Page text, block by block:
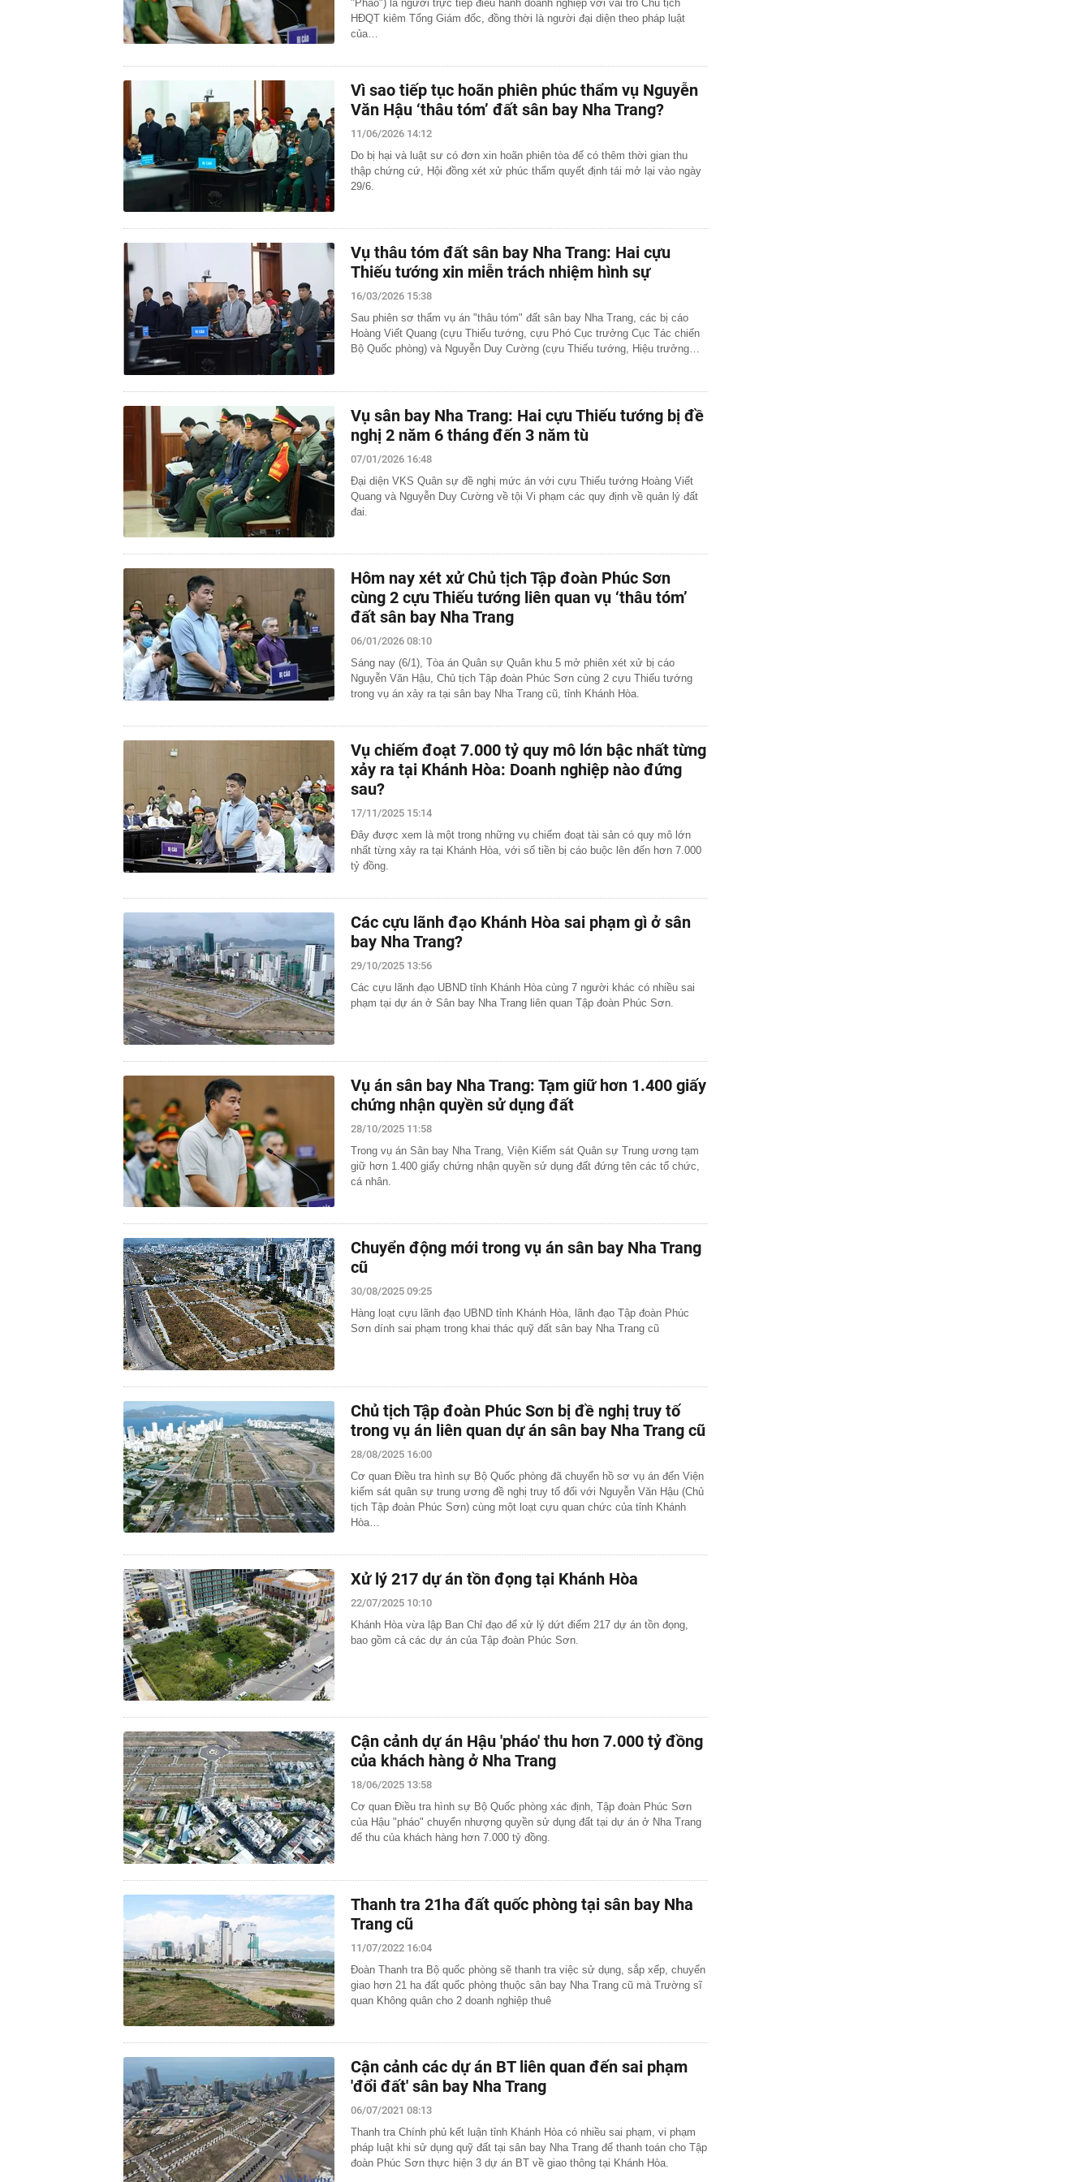
"Pháo") là người trực tiếp điều hành doanh nghiệp với vai trò Chủ tịch
HĐQT kiêm Tổng Giám đốc, đồng thời là người đại diện theo pháp luật
của…
Vì sao tiếp tục hoãn phiên phúc thẩm vụ Nguyễn
Văn Hậu ‘thâu tóm’ đất sân bay Nha Trang?
11/06/2026 14:12
Do bị hại và luật sư có đơn xin hoãn phiên tòa để có thêm thời gian thu
thập chứng cứ, Hội đồng xét xử phúc thẩm quyết định tái mở lại vào ngày
29/6.
Vụ thâu tóm đất sân bay Nha Trang: Hai cựu
Thiếu tướng xin miễn trách nhiệm hình sự
16/03/2026 15:38
Sau phiên sơ thẩm vụ án "thâu tóm" đất sân bay Nha Trang, các bị cáo
Hoàng Viết Quang (cựu Thiếu tướng, cựu Phó Cục trưởng Cục Tác chiến
Bộ Quốc phòng) và Nguyễn Duy Cường (cựu Thiếu tướng, Hiệu trưởng…
Vụ sân bay Nha Trang: Hai cựu Thiếu tướng bị đề
nghị 2 năm 6 tháng đến 3 năm tù
07/01/2026 16:48
Đại diện VKS Quân sự đề nghị mức án với cựu Thiếu tướng Hoàng Viết
Quang và Nguyễn Duy Cường về tội Vi phạm các quy định về quản lý đất
đai.
Hôm nay xét xử Chủ tịch Tập đoàn Phúc Sơn
cùng 2 cựu Thiếu tướng liên quan vụ ‘thâu tóm’
đất sân bay Nha Trang
06/01/2026 08:10
Sáng nay (6/1), Tòa án Quân sự Quân khu 5 mở phiên xét xử bị cáo
Nguyễn Văn Hậu, Chủ tịch Tập đoàn Phúc Sơn cùng 2 cựu Thiếu tướng
trong vụ án xảy ra tại sân bay Nha Trang cũ, tỉnh Khánh Hòa.
Vụ chiếm đoạt 7.000 tỷ quy mô lớn bậc nhất từng
xảy ra tại Khánh Hòa: Doanh nghiệp nào đứng
sau?
17/11/2025 15:14
Đây được xem là một trong những vụ chiếm đoạt tài sản có quy mô lớn
nhất từng xảy ra tại Khánh Hòa, với số tiền bị cáo buộc lên đến hơn 7.000
tỷ đồng.
Các cựu lãnh đạo Khánh Hòa sai phạm gì ở sân
bay Nha Trang?
29/10/2025 13:56
Các cựu lãnh đạo UBND tỉnh Khánh Hòa cùng 7 người khác có nhiều sai
phạm tại dự án ở Sân bay Nha Trang liên quan Tập đoàn Phúc Sơn.
Vụ án sân bay Nha Trang: Tạm giữ hơn 1.400 giấy
chứng nhận quyền sử dụng đất
28/10/2025 11:58
Trong vụ án Sân bay Nha Trang, Viện Kiểm sát Quân sự Trung ương tạm
giữ hơn 1.400 giấy chứng nhận quyền sử dụng đất đứng tên các tổ chức,
cá nhân.
Chuyển động mới trong vụ án sân bay Nha Trang
cũ
30/08/2025 09:25
Hàng loạt cựu lãnh đạo UBND tỉnh Khánh Hòa, lãnh đạo Tập đoàn Phúc
Sơn dính sai phạm trong khai thác quỹ đất sân bay Nha Trang cũ
Chủ tịch Tập đoàn Phúc Sơn bị đề nghị truy tố
trong vụ án liên quan dự án sân bay Nha Trang cũ
28/08/2025 16:00
Cơ quan Điều tra hình sự Bộ Quốc phòng đã chuyển hồ sơ vụ án đến Viện
kiểm sát quân sự trung ương đề nghị truy tố đối với Nguyễn Văn Hậu (Chủ
tịch Tập đoàn Phúc Sơn) cùng một loạt cựu quan chức của tỉnh Khánh
Hòa…
Xử lý 217 dự án tồn đọng tại Khánh Hòa
22/07/2025 10:10
Khánh Hòa vừa lập Ban Chỉ đạo để xử lý dứt điểm 217 dự án tồn đọng,
bao gồm cả các dự án của Tập đoàn Phúc Sơn.
Cận cảnh dự án Hậu 'pháo' thu hơn 7.000 tỷ đồng
của khách hàng ở Nha Trang
18/06/2025 13:58
Cơ quan Điều tra hình sự Bộ Quốc phòng xác định, Tập đoàn Phúc Sơn
của Hậu "pháo" chuyển nhượng quyền sử dụng đất tại dự án ở Nha Trang
để thu của khách hàng hơn 7.000 tỷ đồng.
Thanh tra 21ha đất quốc phòng tại sân bay Nha
Trang cũ
11/07/2022 16:04
Đoàn Thanh tra Bộ quốc phòng sẽ thanh tra việc sử dụng, sắp xếp, chuyển
giao hơn 21 ha đất quốc phòng thuộc sân bay Nha Trang cũ mà Trường sĩ
quan Không quân cho 2 doanh nghiệp thuê
Cận cảnh các dự án BT liên quan đến sai phạm
'đổi đất' sân bay Nha Trang
06/07/2021 08:13
Thanh tra Chính phủ kết luận tỉnh Khánh Hòa có nhiều sai phạm, vi phạm
pháp luật khi sử dụng quỹ đất tại sân bay Nha Trang để thanh toán cho Tập
đoàn Phúc Sơn thực hiện 3 dự án BT về giao thông tại Khánh Hòa.